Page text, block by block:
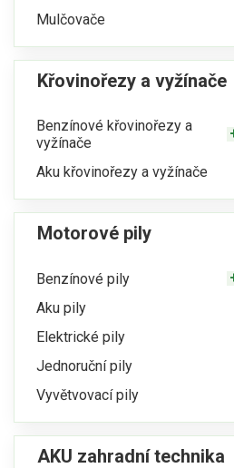
Mulčovače
Křovinořezy a vyžínače
Benzínové křovinořezy a
vyžínače
Aku křovinořezy a vyžínače
Motorové pily
Benzínové pily
Aku pily
Elektrické pily
Jednoruční pily
Vyvětvovací pily
AKU zahradní technika